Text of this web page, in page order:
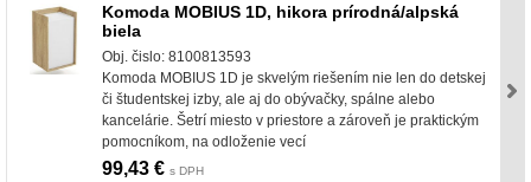
Komoda MOBIUS 1D, hikora prírodná/alpská
biela
Obj. čislo: 8100813593
Komoda MOBIUS 1D je skvelým riešením nie len do detskej
či študentskej izby, ale aj do obývačky, spálne alebo
kancelárie. Šetrí miesto v priestore a zároveň je praktickým
pomocníkom, na odloženie vecí
99,43 € s DPH